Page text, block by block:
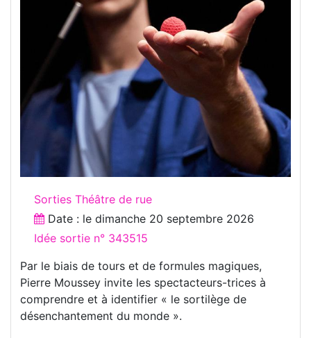
Sorties Théâtre de rue
Date : le dimanche 20 septembre 2026
Idée sortie n° 343515
Par le biais de tours et de formules magiques,
Pierre Moussey invite les spectacteurs-trices à
comprendre et à identifier « le sortilège de
désenchantement du monde ».